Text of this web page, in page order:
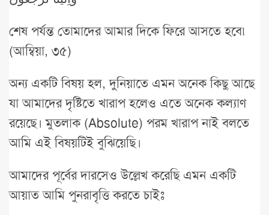
শেষ পর্যন্ত তোমাদের আমার দিকে ফিরে আসতে হবে৷
(আম্বিয়া, ৩৫)
অন্য একটি বিষয় হল, দুনিয়াতে এমন অনেক কিছু আছে
যা আমাদের দৃষ্টিতে খারাপ হলেও এতে অনেক কল্যাণ
রয়েছে। মুতলাক (Absolute) পরম খারাপ নাই বলতে
আমি এই বিষয়টিই বুঝিয়েছি।
আমাদের পূর্বের দারসেও উল্লেখ করেছি এমন একটি
আয়াত আমি পুনরাবৃত্তি করতে চাইঃ